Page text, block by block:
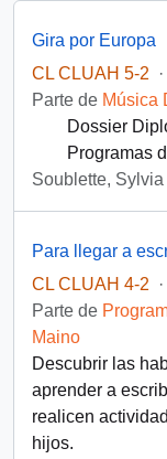
Gira por Europa
CL CLUAH 5-2
·
Parte de Música
Dossier
Programas
Soublette, Sylvia
Para llegar a
CL CLUAH 4-2
·
Parte de
Maino
Descubrir las
aprender a
realicen
hijos.